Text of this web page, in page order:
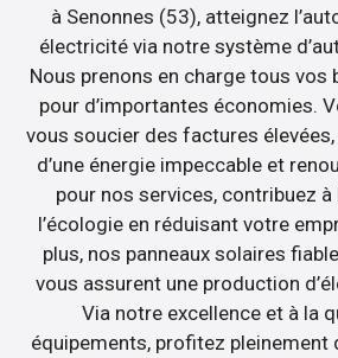
à Senonnes (53), atteignez
électricité via notre système
Nous prenons en charge tous vos
pour d’importantes économies.
vous soucier des factures
d’une énergie impeccable et
pour nos services, contribuez
l’écologie en réduisant votre
plus, nos panneaux solaires
vous assurent une production
Via notre excellence et à la
équipements, profitez pleinement